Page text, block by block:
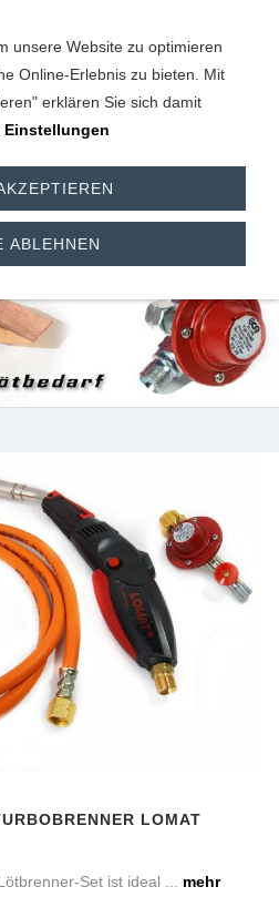
und
LOMAT
Set ist ideal ... mehr
unsere Website zu optimieren
Online-Erlebnis zu bieten. Mit
erklären Sie sich damit
Einstellungen
ABLEHNEN